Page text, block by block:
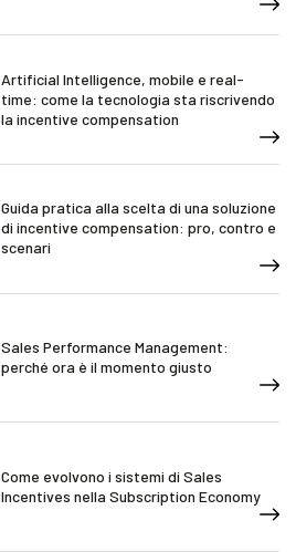
Artificial Intelligence, mobile e real-
time: come la tecnologia sta riscrivendo
la incentive compensation
Guida pratica alla scelta di una soluzione
di incentive compensation: pro, contro e
scenari
Sales Performance Management:
perché ora è il momento giusto
Come evolvono i sistemi di Sales
Incentives nella Subscription Economy